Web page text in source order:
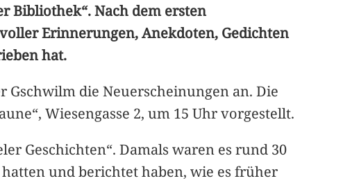
Bibliothek“. Nach dem ersten
Erinnerungen, Anekdoten, Gedichten
hat.
die Neuerscheinungen an. Die
Wiesengasse 2, um 15 Uhr vorgestellt.
Geschichten“. Damals waren es rund 30
und berichtet haben, wie es früher